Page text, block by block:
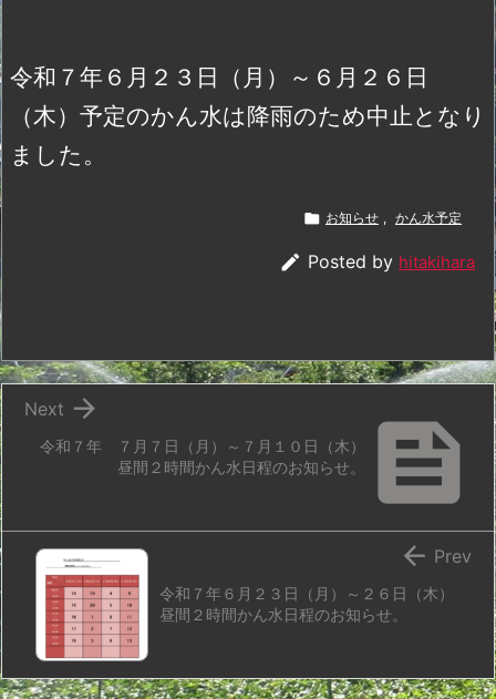
令和７年６月２３日（月）～６月２６日
（木）予定のかん水は降雨のため中止となり
ました。
 お知らせ , かん水予定
 Posted by hitakihara

令和７年 ７月７日（月）～７月１０日（木）
昼間２時間かん水日程のお知らせ。

Next
令和７年６月２３日（月）～２６日（木）
昼間２時間かん水日程のお知らせ。
 Prev